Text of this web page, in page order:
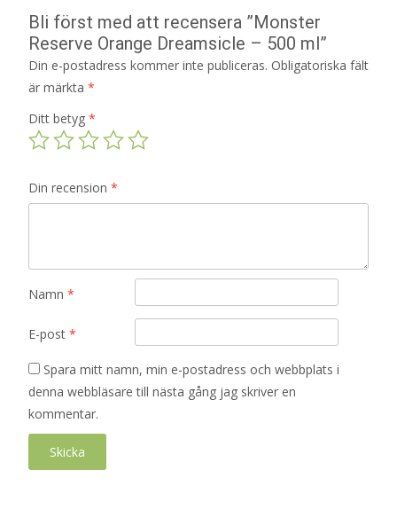
Bli först med att recensera ”Monster
Reserve Orange Dreamsicle – 500 ml”
Din e-postadress kommer inte publiceras. Obligatoriska fält
är märkta *
Ditt betyg *
Din recension *
Namn *
E-post *
Spara mitt namn, min e-postadress och webbplats i
denna webbläsare till nästa gång jag skriver en
kommentar.